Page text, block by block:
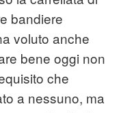
bandiere
voluto anche
bene oggi non
che
a nessuno, ma